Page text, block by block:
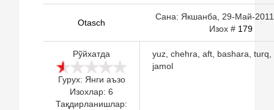
Otasch
Сана: Якшанба, 29-Май-
Изох # 179
Рўйхатда
Гурух: Янги аъзо
Изохлар: 6
Тақдирланишлар:
yuz, chehra, aft, bashara, turq,
jamol